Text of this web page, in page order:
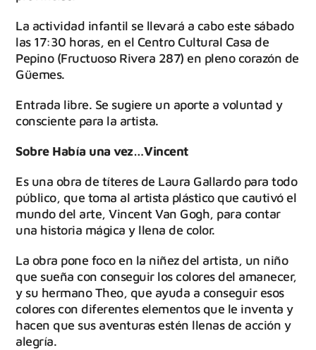
La actividad infantil se llevará a cabo este sábado
las 17:30 horas, en el Centro Cultural Casa de
Pepino (Fructuoso Rivera 287) en pleno corazón de
Güemes.
Entrada libre. Se sugiere un aporte a voluntad y
consciente para la artista.
Sobre Había una vez…Vincent
Es una obra de títeres de Laura Gallardo para todo
público, que toma al artista plástico que cautivó el
mundo del arte, Vincent Van Gogh, para contar
una historia mágica y llena de color.
La obra pone foco en la niñez del artista, un niño
que sueña con conseguir los colores del amanecer,
y su hermano Theo, que ayuda a conseguir esos
colores con diferentes elementos que le inventa y
hacen que sus aventuras estén llenas de acción y
alegría.